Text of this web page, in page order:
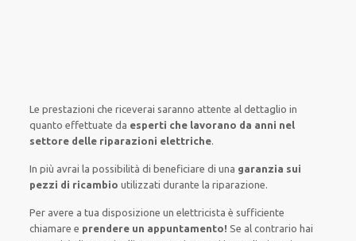
Le prestazioni che riceverai saranno attente al dettaglio in
quanto effettuate da esperti che lavorano da anni nel
settore delle riparazioni elettriche.
In più avrai la possibilità di beneficiare di una garanzia sui
pezzi di ricambioutilizzati durante la riparazione.
Per avere a tua disposizione un elettricistaè sufficiente
chiamare e prendere un appuntamento! Se al contrario hai